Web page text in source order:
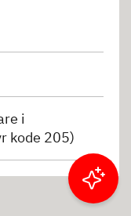
i
kode 205)